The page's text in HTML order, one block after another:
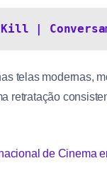
Kill |
telas modernas,
retratação
de Cinema